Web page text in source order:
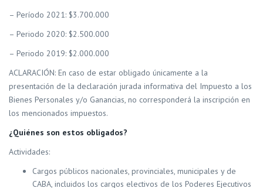
– Período 2021: $3.700.000
– Periodo 2020: $2.500.000
– Periodo 2019: $2.000.000
ACLARACIÓN: En caso de estar obligado únicamente a la
presentación de la declaración jurada informativa del Impuesto a los
Bienes Personales y/o Ganancias, no corresponderá la inscripción en
los mencionados impuestos.
¿Quiénes son estos obligados?
Actividades:
Cargos públicos nacionales, provinciales, municipales y de
CABA, incluidos los cargos electivos de los Poderes Ejecutivos